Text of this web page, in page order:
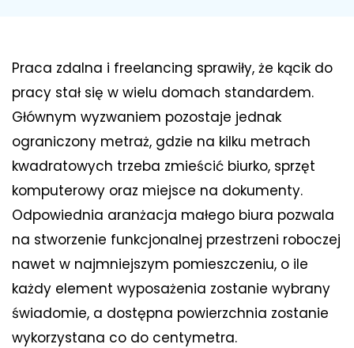
Praca zdalna i freelancing sprawiły, że kącik do
pracy stał się w wielu domach standardem.
Głównym wyzwaniem pozostaje jednak
ograniczony metraż, gdzie na kilku metrach
kwadratowych trzeba zmieścić biurko, sprzęt
komputerowy oraz miejsce na dokumenty.
Odpowiednia aranżacja małego biura pozwala
na stworzenie funkcjonalnej przestrzeni roboczej
nawet w najmniejszym pomieszczeniu, o ile
każdy element wyposażenia zostanie wybrany
świadomie, a dostępna powierzchnia zostanie
wykorzystana co do centymetra.